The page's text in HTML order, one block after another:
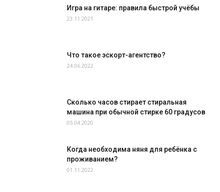
Игра на гитаре: правила быстрой учёбы
23.11.2021
Что такое эскорт-агентство?
24.06.2022
Сколько часов стирает стиральная
машина при обычной стирке 60 градусов
05.04.2020
Когда необходима няня для ребёнка с
проживанием?
01.11.2022